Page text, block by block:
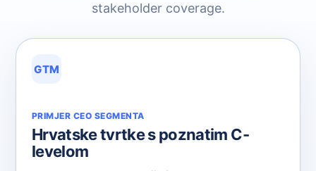
stakeholder coverage.
GTM
PRIMJER CEO SEGMENTA
Hrvatske tvrtke s poznatim C-
levelom